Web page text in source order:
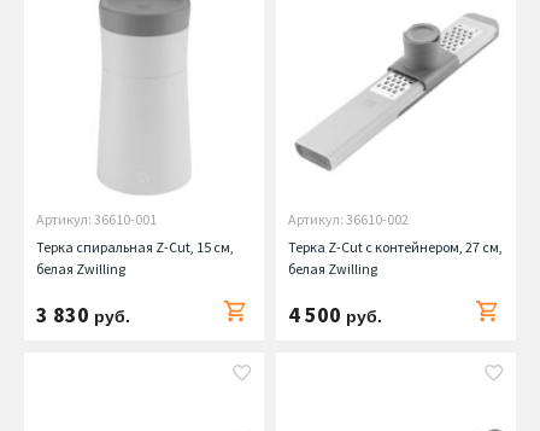
Артикул: 36610-001
Терка спиральная Z-Cut, 15 см,
белая Zwilling
3 830 руб.
Артикул: 36610-002
Терка Z-Cut с контейнером, 27 см,
белая Zwilling
4 500 руб.